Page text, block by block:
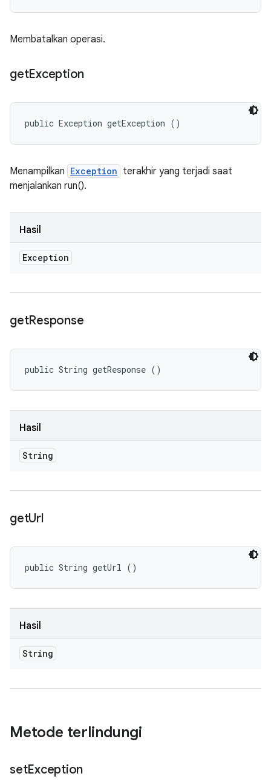
Membatalkan operasi.
getException
public Exception getException ()
Menampilkan Exception terakhir yang terjadi saat
menjalankan run().
Hasil
Exception
getResponse
public String getResponse ()
Hasil
String
getUrl
public String getUrl ()
Hasil
String
Metode terlindungi
setException